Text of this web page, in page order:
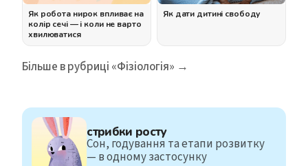
Як робота нирок впливає на
колір сечі — і коли не варто
хвилюватися
Як дати дитині свободу
Більше в рубриці «Фізіологія» →
стрибки росту
Сон, годування та етапи розвитку
— в одному застосунку